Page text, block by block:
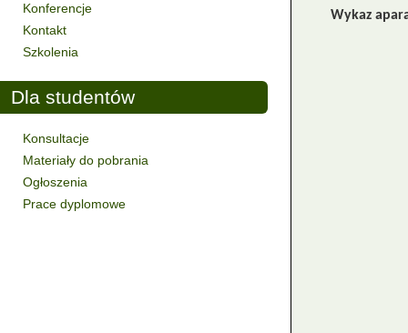
Konferencje
Kontakt
Szkolenia
Dla studentów
Konsultacje
Materiały do pobrania
Ogłoszenia
Prace dyplomowe
Wykaz